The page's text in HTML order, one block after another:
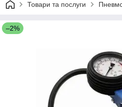
Товари та послуги
–2%